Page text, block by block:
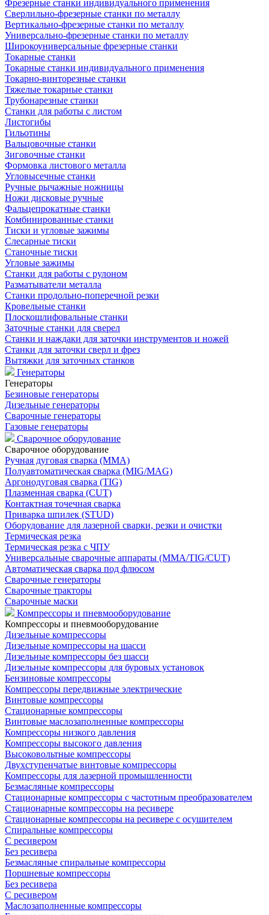
Фрезерные станки индивидуального применения
Сверлильно-фрезерные станки по металлу
Вертикально-фрезерные станки по металлу
Универсально-фрезерные станки по металлу
Широкоуниверсальные фрезерные станки
Токарные станки
Токарные станки индивидуального применения
Токарно-винторезные станки
Тяжелые токарные станки
Трубонарезные станки
Станки для работы с листом
Листогибы
Гильотины
Вальцовочные станки
Зиговочные станки
Формовка листового металла
Угловысечные станки
Ручные рычажные ножницы
Ножи дисковые ручные
Фальцепрокатные станки
Комбинированные станки
Тиски и угловые зажимы
Слесарные тиски
Станочные тиски
Угловые зажимы
Станки для работы с рулоном
Разматыватели металла
Станки продольно-поперечной резки
Кровельные станки
Плоскошлифовальные станки
Заточные станки для сверел
Станки и наждаки для заточки инструментов и ножей
Станки для заточки сверл и фрез
Вытяжки для заточных станков
Генераторы
Генераторы
Безиновые генераторы
Дизельные генераторы
Сварочные генераторы
Газовые генераторы
Сварочное оборудование
Сварочное оборудование
Ручная дуговая сварка (MMA)
Полуавтоматическая сварка (MIG/MAG)
Аргонодуговая сварка (TIG)
Плазменная сварка (CUT)
Контактная точечная сварка
Приварка шпилек (STUD)
Оборудование для лазерной сварки, резки и очистки
Термическая резка
Термическая резка с ЧПУ
Универсальные сварочные аппараты (MMA/TIG/CUT)
Автоматическая сварка под флюсом
Сварочные генераторы
Сварочные тракторы
Сварочные маски
Компрессоры и пневмооборудование
Компрессоры и пневмооборудование
Дизельные компрессоры
Дизельные компрессоры на шасси
Дизельные компрессоры без шасси
Дизельные компрессоры для буровых установок
Бензиновые компрессоры
Компрессоры передвижные электрические
Винтовые компрессоры
Стационарные компрессоры
Винтовые маслозаполненные компрессоры
Компрессоры низкого давления
Компрессоры высокого давления
Высоковольтные компрессоры
Двухступенчатые винтовые компрессоры
Компрессоры для лазерной промышленности
Безмасляные компрессоры
Стационарные компрессоры с частотным преобразователем
Стационарные компрессоры на ресивере
Стационарные компрессоры на ресивере с осушителем
Спиральные компрессоры
С ресивером
Без ресивера
Безмасляные спиральные компрессоры
Поршневые компрессоры
Без ресивера
С ресивером
Маслозаполненные компрессоры